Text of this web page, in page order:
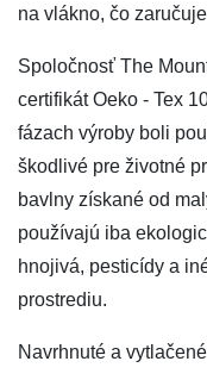
na vlákno, čo
Spoločnosť The
certifikát Oeko - Tex
fázach výroby boli
škodlivé pre životné
bavlny získané od
používajú iba
hnojivá, pesticídy a
prostrediu.
Navrhnuté a